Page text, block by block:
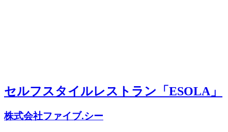
セルフスタイルレストラン「ESOLA」
株式会社ファイブ.シー